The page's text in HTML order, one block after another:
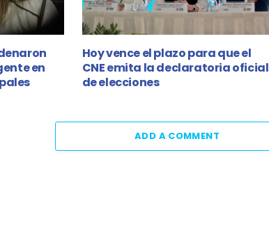
en
Hoy vence el plazo para que el
CNE emita la declaratoria oficial
de elecciones
ADD A COMMENT